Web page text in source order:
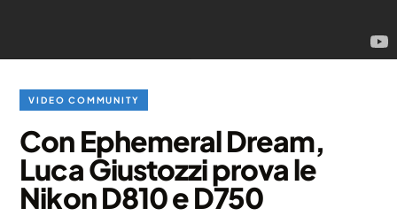
VIDEO COMMUNITY
Con Ephemeral Dream,
Luca Giustozzi prova le
Nikon D810 e D750